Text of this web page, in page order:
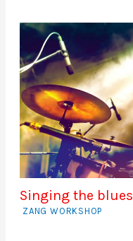
Singing the blues
ZANG WORKSHOP